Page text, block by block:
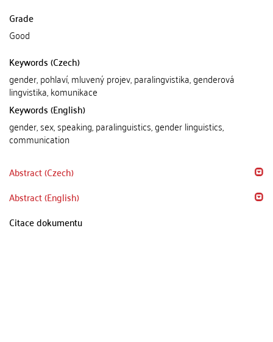
Grade
Good
Keywords (Czech)
gender, pohlaví, mluvený projev, paralingvistika, genderová
lingvistika, komunikace
Keywords (English)
gender, sex, speaking, paralinguistics, gender linguistics,
communication
Abstract (Czech)
Abstract (English)
Citace dokumentu